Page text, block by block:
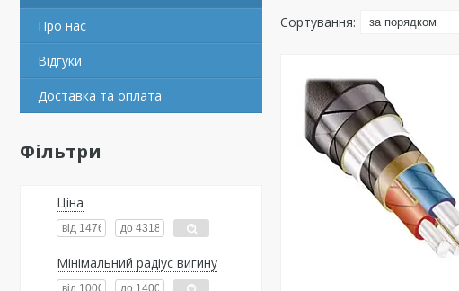
Про нас
Відгуки
Доставка та оплата
Фільтри
Ціна
Мінімальний радіус вигину